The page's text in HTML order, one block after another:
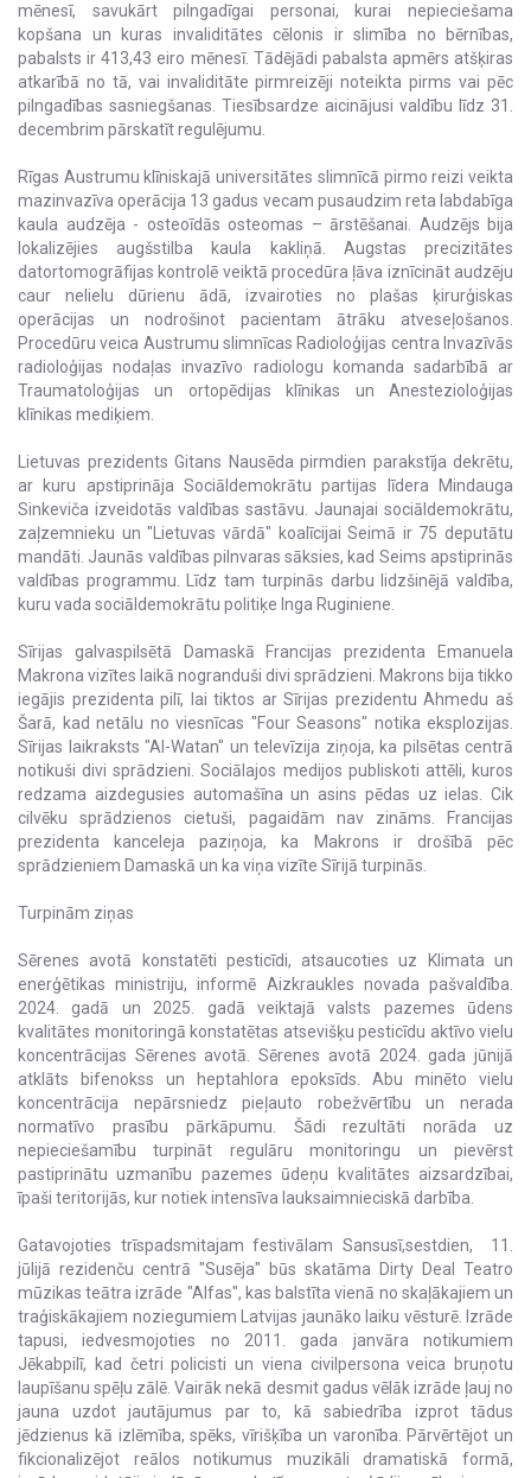
mēnesī, savukārt pilngadīgai personai, kurai nepieciešama
kopšana un kuras invaliditātes cēlonis ir slimība no bērnības,
pabalsts ir 413,43 eiro mēnesī. Tādējādi pabalsta apmērs atšķiras
atkarībā no tā, vai invaliditāte pirmreizēji noteikta pirms vai pēc
pilngadības sasniegšanas. Tiesībsardze aicinājusi valdību līdz 31.
decembrim pārskatīt regulējumu.
Rīgas Austrumu klīniskajā universitātes slimnīcā pirmo reizi veikta
mazinvazīva operācija 13 gadus vecam pusaudzim reta labdabīga
kaula audzēja - osteoīdās osteomas – ārstēšanai. Audzējs bija
lokalizējies augšstilba kaula kakliņā. Augstas precizitātes
datortomogrāfijas kontrolē veiktā procedūra ļāva iznīcināt audzēju
caur nelielu dūrienu ādā, izvairoties no plašas ķirurģiskas
operācijas un nodrošinot pacientam ātrāku atveseļošanos.
Procedūru veica Austrumu slimnīcas Radioloģijas centra Invazīvās
radioloģijas nodaļas invazīvo radiologu komanda sadarbībā ar
Traumatoloģijas un ortopēdijas klīnikas un Anestezioloģijas
klīnikas mediķiem.
Lietuvas prezidents Gitans Nausēda pirmdien parakstīja dekrētu,
ar kuru apstiprināja Sociāldemokrātu partijas līdera Mindauga
Sinkeviča izveidotās valdības sastāvu. Jaunajai sociāldemokrātu,
zaļzemnieku un "Lietuvas vārdā" koalīcijai Seimā ir 75 deputātu
mandāti. Jaunās valdības pilnvaras sāksies, kad Seims apstiprinās
valdības programmu. Līdz tam turpinās darbu lidzšinējā valdība,
kuru vada sociāldemokrātu politiķe Inga Ruginiene.
Sīrijas galvaspilsētā Damaskā Francijas prezidenta Emanuela
Makrona vizītes laikā nogranduši divi sprādzieni. Makrons bija tikko
iegājis prezidenta pilī, lai tiktos ar Sīrijas prezidentu Ahmedu aš
Šarā, kad netālu no viesnīcas "Four Seasons" notika eksplozijas.
Sīrijas laikraksts "Al-Watan" un televīzija ziņoja, ka pilsētas centrā
notikuši divi sprādzieni. Sociālajos medijos publiskoti attēli, kuros
redzama aizdegusies automašīna un asins pēdas uz ielas. Cik
cilvēku sprādzienos cietuši, pagaidām nav zināms. Francijas
prezidenta kanceleja paziņoja, ka Makrons ir drošībā pēc
sprādzieniem Damaskā un ka viņa vizīte Sīrijā turpinās.
Turpinām ziņas
Sērenes avotā konstatēti pesticīdi, atsaucoties uz Klimata un
enerģētikas ministriju, informē Aizkraukles novada pašvaldība.
2024. gadā un 2025. gadā veiktajā valsts pazemes ūdens
kvalitātes monitoringā konstatētas atsevišķu pesticīdu aktīvo vielu
koncentrācijas Sērenes avotā. Sērenes avotā 2024. gada jūnijā
atklāts bifenokss un heptahlora epoksīds. Abu minēto vielu
koncentrācija nepārsniedz pieļauto robežvērtību un nerada
normatīvo prasību pārkāpumu. Šādi rezultāti norāda uz
nepieciešamību turpināt regulāru monitoringu un pievērst
pastiprinātu uzmanību pazemes ūdeņu kvalitātes aizsardzībai,
īpaši teritorijās, kur notiek intensīva lauksaimnieciskā darbība.
Gatavojoties trīspadsmitajam festivālam Sansusī,sestdien, 11.
jūlijā rezidenču centrā "Susēja" būs skatāma Dirty Deal Teatro
mūzikas teātra izrāde "Alfas", kas balstīta vienā no skaļākajiem un
traģiskākajiem noziegumiem Latvijas jaunāko laiku vēsturē. Izrāde
tapusi, iedvesmojoties no 2011. gada janvāra notikumiem
Jēkabpilī, kad četri policisti un viena civilpersona veica bruņotu
laupīšanu spēļu zālē. Vairāk nekā desmit gadus vēlāk izrāde ļauj no
jauna uzdot jautājumus par to, kā sabiedrība izprot tādus
jēdzienus kā izlēmība, spēks, vīrišķība un varonība. Pārvērtējot un
fikcionalizējot reālos notikumus muzikāli dramatiskā formā,